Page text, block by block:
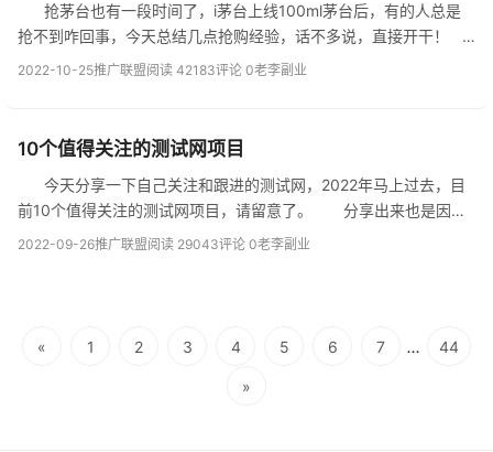
抢茅台也有一段时间了，i茅台上线100ml茅台后，有的人总是
抢不到咋回事，今天总结几点抢购经验，话不多说，直接开干！
1、关于i茅台100ml茅台的投放时间：官方没有明确的说法，根据小
2022-10-25推广联盟阅读 42183评论 0老李副业
10个值得关注的测试网项目
今天分享一下自己关注和跟进的测试网，2022年马上过去，目
前10个值得关注的测试网项目，请留意了。 分享出来也是因为
一个人的力量有限。如果小伙伴们需要可以找我来做，干就完了。
2022-09-26推广联盟阅读 29043评论 0老李副业
« 1 2 3 4 5 6 7 ... 44
»